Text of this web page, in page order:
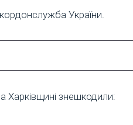
України.
Харківщині знешкодили: